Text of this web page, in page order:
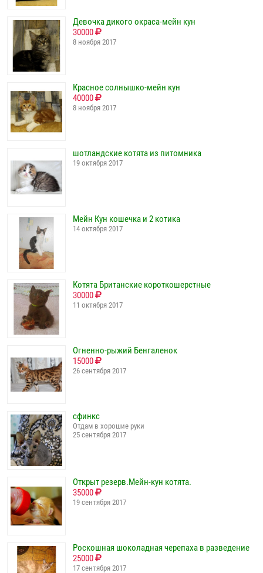
Девочка дикого окраса-мейн кун
30000
8 ноября 2017
Красное солнышко-мейн кун
40000
8 ноября 2017
шотландские котята из питомника
19 октября 2017
Мейн Кун кошечка и 2 котика
14 октября 2017
Котята Британские короткошерстные
30000
11 октября 2017
Огненно-рыжий Бенгаленок
15000
26 сентября 2017
сфинкс
Отдам в хорошие руки
25 сентября 2017
Открыт резерв.Мейн-кун котята.
35000
19 сентября 2017
Роскошная шоколадная черепаха в разведение
25000
17 сентября 2017